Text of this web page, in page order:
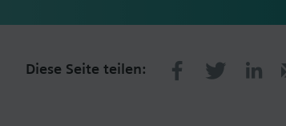
Diese Seite teilen: